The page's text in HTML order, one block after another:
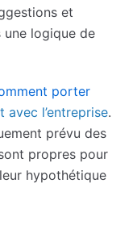
et
une logique de
porter
avec l’entreprise.
prévu des
propres pour
hypothétique